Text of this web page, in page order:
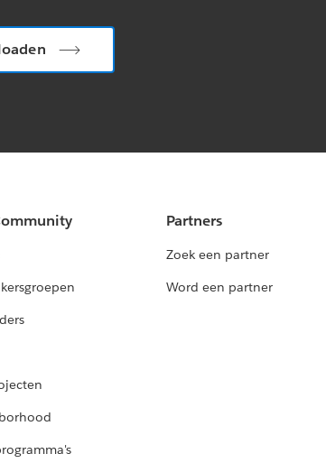
Partners
Zoek een partner
Word een partner